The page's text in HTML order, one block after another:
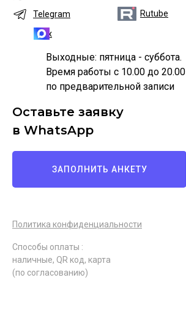
Политика конфиденциальности
Оставьте заявку
в WhatsApp
ЗАПОЛНИТЬ АНКЕТУ
Telegram
Max
Способы оплаты :
наличные, QR код, карта
(по согласованию)
Rutube
Выходные: пятница - суббота.
Время работы с 10.00 до 20.00
по предварительной записи